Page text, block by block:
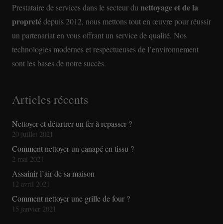
Prestataire de services dans le secteur du nettoyage et de la
propretédepuis 2012, nous mettons tout en œuvre pour réussir
un partenariat en vous offrant un service de qualité. Nos
technologies modernes et respectueuses de l’environnement
sont les bases de notre succès.
Articles récents
Nettoyer et détartrer un fer à repasser ?
20 juillet 2021
Comment nettoyer un canapé en tissu ?
2 mai 2021
Assainir l’air de sa maison
12 avril 2021
Comment nettoyer une grille de four ?
15 janvier 2021